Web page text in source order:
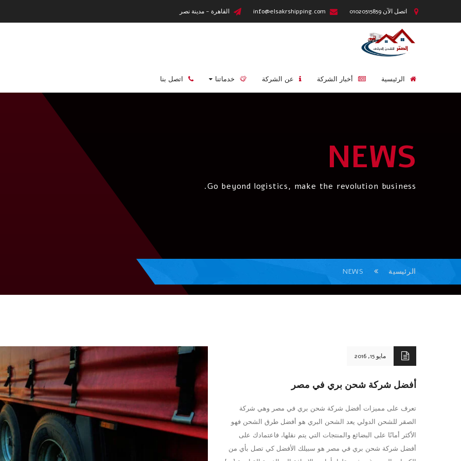
اتصل الآن 01020515859 info@elsakrshipping.com القاهرة - مدينة نصر
الرئيسية أخبار الشركة عن الشركة خدماتنا اتصل بنا
NEWS
Go beyond logistics, make the revolution business.
الرئيسية NEWS
مايو 15, 2016
أفضل شركة شحن بري في مصر
تعرف على مميزات أفضل شركة شحن بري في مصر وهي شركة
الصقر للشحن الدولي يعد الشحن البري هو أفضل طرق الشحن فهو
الأكثر أمانًا على البضائع والمنتجات التي يتم نقلها، فاعتمادك على
أفضل شركة شحن بري في مصر هو سبيلك الأفضل كي تصل بأي من